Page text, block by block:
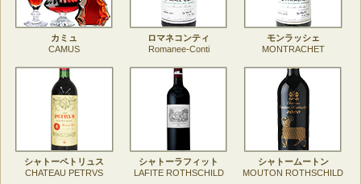
カミュ
CAMUS
ロマネコンティ
Romanee-Conti
モンラッシェ
MONTRACHET
シャトーペトリュス
CHATEAU PETRVS
シャトーラフィット
LAFITE ROTHSCHILD
シャトームートン
MOUTON ROTHSCHILD